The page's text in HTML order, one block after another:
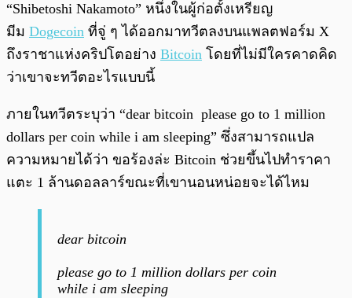
“Shibetoshi Nakamoto” หนึ่งในผู้ก่อตั้งเหรียญ
มีม Dogecoin ที่จู่ ๆ ได้ออกมาทวีตลงบนแพลตฟอร์ม X
ถึงราชาแห่งคริปโตอย่าง Bitcoin โดยที่ไม่มีใครคาดคิด
ว่าเขาจะทวีตอะไรแบบนี้
ภายในทวีตระบุว่า “dear bitcoin please go to 1 million
dollars per coin while i am sleeping” ซึ่งสามารถแปล
ความหมายได้ว่า ขอร้องล่ะ Bitcoin ช่วยขึ้นไปทำราคา
แตะ 1 ล้านดอลลาร์ขณะที่เขานอนหน่อยจะได้ไหม
dear bitcoin
please go to 1 million dollars per coin
while i am sleeping